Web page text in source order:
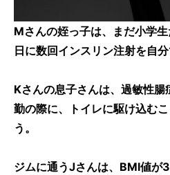
Mさんの姪っ子は、まだ小学
日に数回インスリン注射を自
Kさんの息子さんは、過敏性
勤の際に、トイレに駆け込む
う。
ジムに通うJさんは、BMI値が